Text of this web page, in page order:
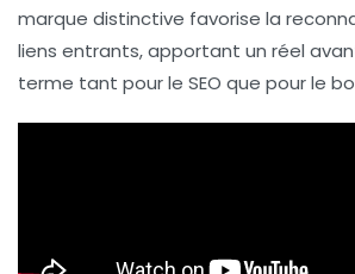
marque distinctive favorise la
liens entrants, apportant un réel
terme tant pour le SEO que pour le